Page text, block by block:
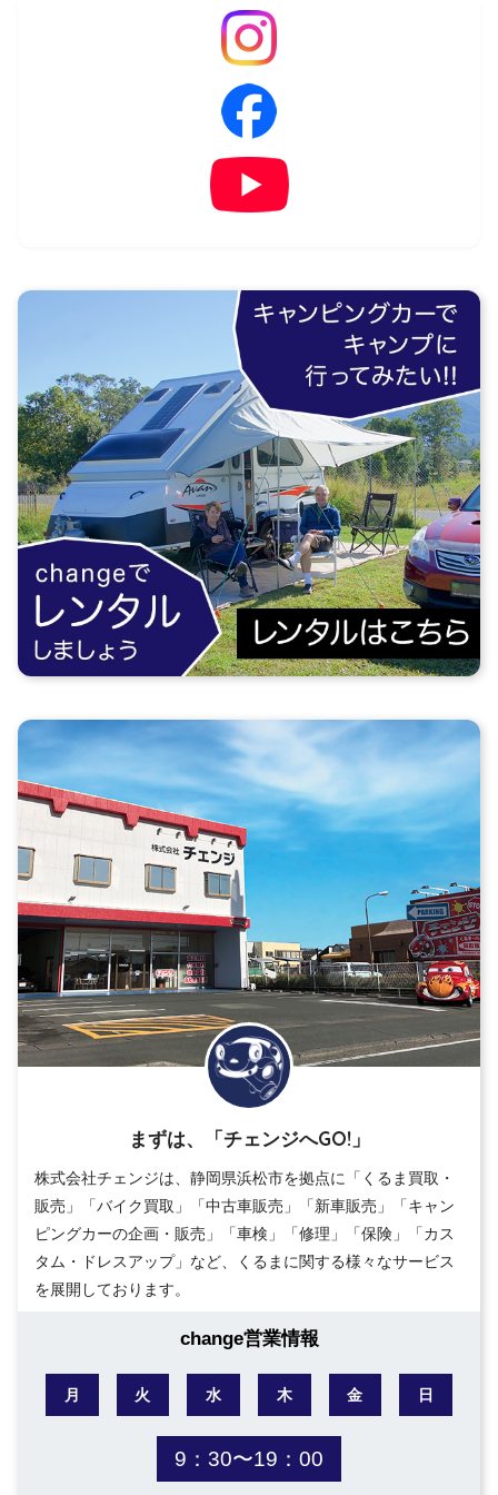
まずは、「チェンジへGO!」
株式会社チェンジは、静岡県浜松市を拠点に「くるま買取・
販売」「バイク買取」「中古車販売」「新車販売」「キャン
ピングカーの企画・販売」「車検」「修理」「保険」「カス
タム・ドレスアップ」など、くるまに関する様々なサービス
を展開しております。
change営業情報
月 火 水 木 金 日
9：30〜19：00